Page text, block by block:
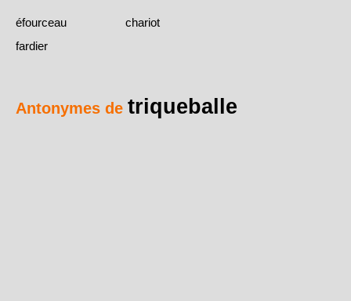
éfourceau
chariot
fardier
Antonymes de triqueballe